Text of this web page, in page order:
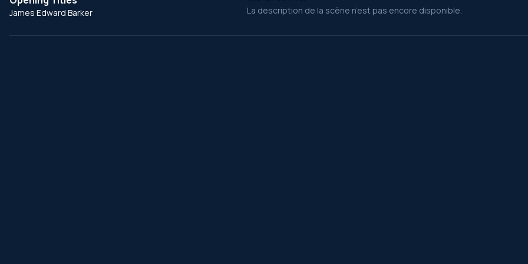
James Edward Barker La description de la scène n’est pas encore disponible.